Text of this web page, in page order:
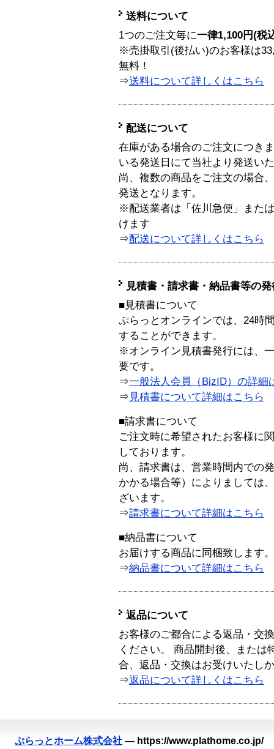
送料について
1つのご注文毎に一律1,100円(税
※売掛取引(後払い)のお客様は
無料！
⇒送料について詳しくはこちら
配送について
在庫がある場合のご注文につき
いる発送日にて当社より発送い
尚、複数の商品をご注文の場合
発送となります。
※配送業者は「佐川急便」また
けます
⇒配送について詳しくはこちら
見積書・請求書・納品書等の
■見積書について
ぷらっとオンラインでは、24時
することができます。
※オンライン見積書発行には、
要です。
⇒一般法人会員（BizID）の詳細
⇒ 見積書について詳細はこちら
■請求書について
ご注文時に希望されたお客様に
しております。
尚、請求書は、営業時間内での
かかる場合等）によりましては
ざいます。
⇒請求書について詳細はこちら
■納品書について
お届けする商品に同梱致します。
⇒納品書について詳細はこちら
返品について
お客様のご都合による返品・交
ください。 商品開封後、または
合、返品・交換はお受けいたし
⇒返品について詳しくはこちら
ぷらっとホーム株式会社 — https://www.plathome.co.jp/